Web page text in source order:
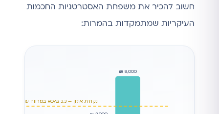
חשוב להכיר את משפחת האסטרטגיות החכמות
העיקריות שמתמקדות בהמרות:
8,000 ₪
נקודת איזון — ROAS 3.3 במרווח של 30%